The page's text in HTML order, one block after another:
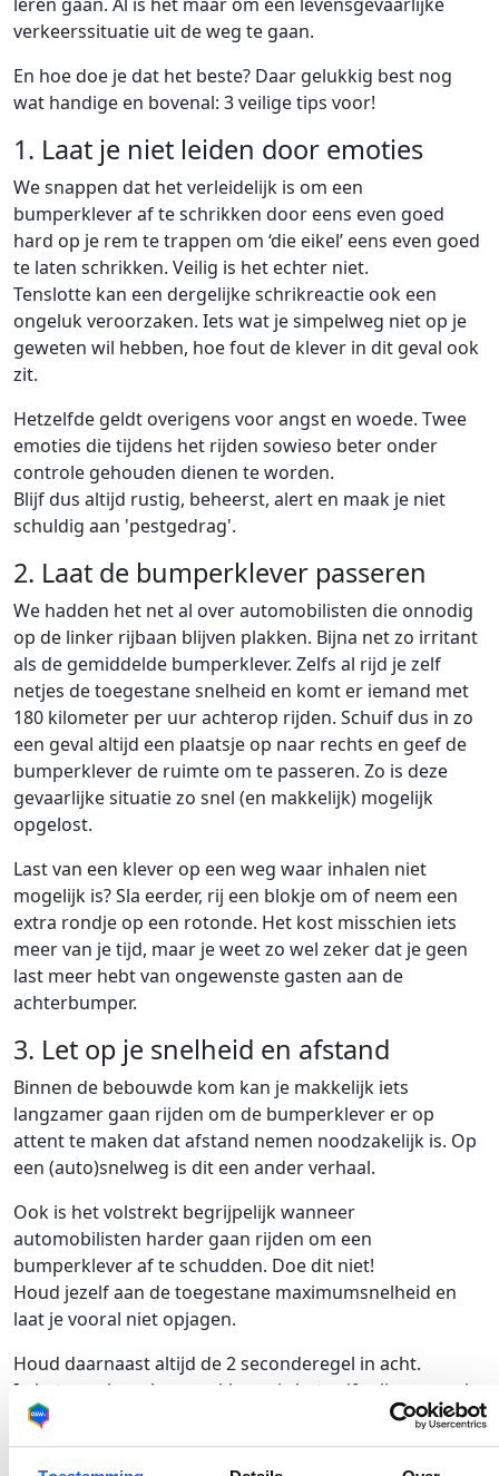
verkeerssituatie uit de weg te gaan.
En hoe doe je dat het beste? Daar gelukkig best nog
wat handige en bovenal: 3 veilige tips voor!
1. Laat je niet leiden door emoties
We snappen dat het verleidelijk is om een
bumperklever af te schrikken door eens even goed
hard op je rem te trappen om ‘die eikel’ eens even goed
te laten schrikken. Veilig is het echter niet.
Tenslotte kan een dergelijke schrikreactie ook een
ongeluk veroorzaken. Iets wat je simpelweg niet op je
geweten wil hebben, hoe fout de klever in dit geval ook
zit.
Hetzelfde geldt overigens voor angst en woede. Twee
emoties die tijdens het rijden sowieso beter onder
controle gehouden dienen te worden.
Blijf dus altijd rustig, beheerst, alert en maak je niet
schuldig aan 'pestgedrag'.
2. Laat de bumperklever passeren
We hadden het net al over automobilisten die onnodig
op de linker rijbaan blijven plakken. Bijna net zo irritant
als de gemiddelde bumperklever. Zelfs al rijd je zelf
netjes de toegestane snelheid en komt er iemand met
180 kilometer per uur achterop rijden. Schuif dus in zo
een geval altijd een plaatsje op naar rechts en geef de
bumperklever de ruimte om te passeren. Zo is deze
gevaarlijke situatie zo snel (en makkelijk) mogelijk
opgelost.
Last van een klever op een weg waar inhalen niet
mogelijk is? Sla eerder, rij een blokje om of neem een
extra rondje op een rotonde. Het kost misschien iets
meer van je tijd, maar je weet zo wel zeker dat je geen
last meer hebt van ongewenste gasten aan de
achterbumper.
3. Let op je snelheid en afstand
Binnen de bebouwde kom kan je makkelijk iets
langzamer gaan rijden om de bumperklever er op
attent te maken dat afstand nemen noodzakelijk is. Op
een (auto)snelweg is dit een ander verhaal.
Ook is het volstrekt begrijpelijk wanneer
automobilisten harder gaan rijden om een
bumperklever af te schudden. Doe dit niet!
Houd jezelf aan de toegestane maximumsnelheid en
laat je vooral niet opjagen.
Houd daarnaast altijd de 2 seconderegel in acht.
In het geval van bumperkleven is het zelfs slim om ook
rekening te houden met de 2 seconden van de klever.
Zo kan je, indien dit nodig is, zelf rustig remmen en
heeft ook je achterligger meer tijd om tot stilstand te